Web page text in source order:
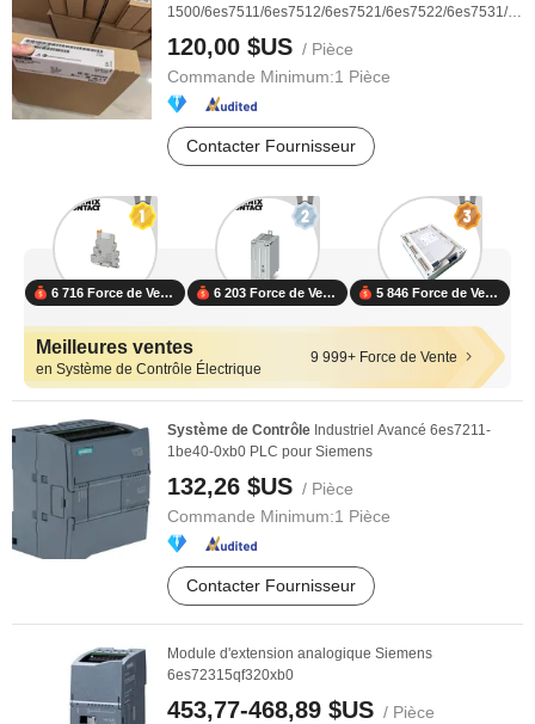
1500/6es7511/6es7512/6es7521/6es7522/6es7531/
120,00 $US / Pièce
Commande Minimum:1 Pièce
Contacter Fournisseur
6 716 Force de Vente 6 203 Force de Vente 5 846 Force de Vente
Meilleures ventes
en Système de Contrôle Électrique
9 999+ Force de Vente
Système de Contrôle Industriel Avancé 6es7211-
1be40-0xb0 PLC pour Siemens
132,26 $US / Pièce
Commande Minimum:1 Pièce
Contacter Fournisseur
Module d'extension analogique Siemens
6es72315qf320xb0
453,77-468,89 $US / Pièce